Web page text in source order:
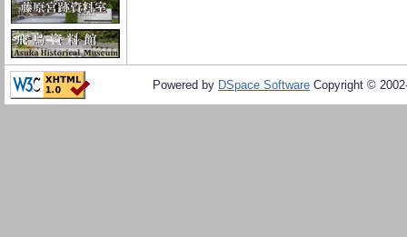
Powered by DSpace Software Copyright ©